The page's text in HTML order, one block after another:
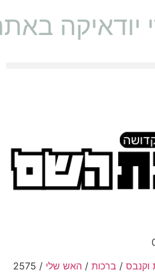
יודאיקה
וקנבס / ברכות / האש שלי
/ 2575